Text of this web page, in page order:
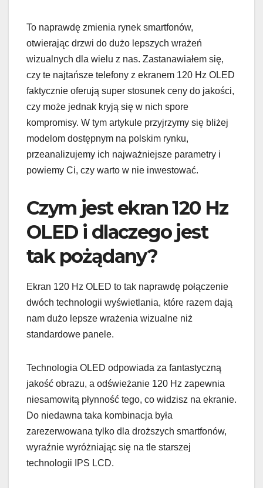
To naprawdę zmienia rynek smartfonów,
otwierając drzwi do dużo lepszych wrażeń
wizualnych dla wielu z nas. Zastanawiałem się,
czy te najtańsze telefony z ekranem 120 Hz OLED
faktycznie oferują super stosunek ceny do jakości,
czy może jednak kryją się w nich spore
kompromisy. W tym artykule przyjrzymy się bliżej
modelom dostępnym na polskim rynku,
przeanalizujemy ich najważniejsze parametry i
powiemy Ci, czy warto w nie inwestować.
Czym jest ekran 120 Hz
OLED i dlaczego jest
tak pożądany?
Ekran 120 Hz OLED to tak naprawdę połączenie
dwóch technologii wyświetlania, które razem dają
nam dużo lepsze wrażenia wizualne niż
standardowe panele.
Technologia OLED odpowiada za fantastyczną
jakość obrazu, a odświeżanie 120 Hz zapewnia
niesamowitą płynność tego, co widzisz na ekranie.
Do niedawna taka kombinacja była
zarezerwowana tylko dla droższych smartfonów,
wyraźnie wyróżniając się na tle starszej
technologii IPS LCD.